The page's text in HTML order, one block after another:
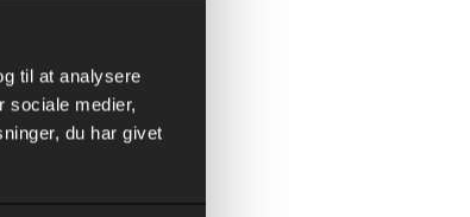
til at analysere
sociale medier,
du har givet